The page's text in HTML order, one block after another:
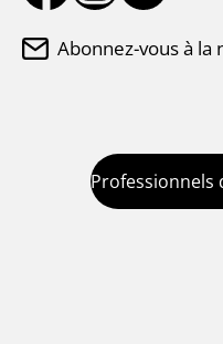
Abonnez-vous à la
Professionnels